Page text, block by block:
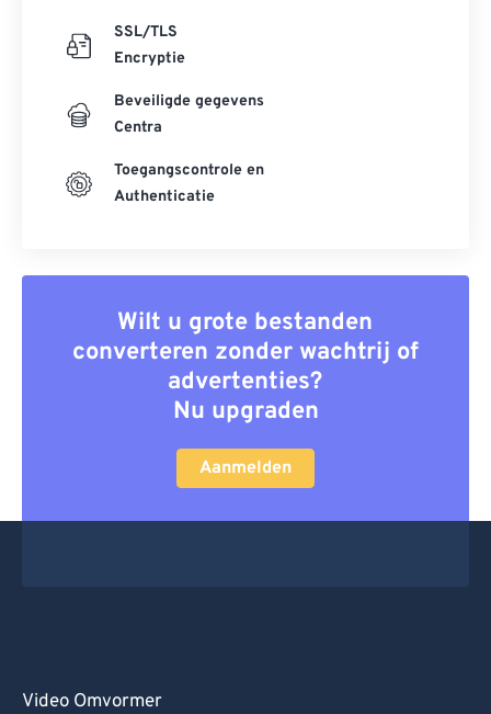
SSL/TLS
Encryptie
Beveiligde gegevens
Centra
Toegangscontrole en
Authenticatie
Wilt u grote bestanden
converteren zonder wachtrij of
advertenties?
Nu upgraden
Aanmelden
Video Omvormer